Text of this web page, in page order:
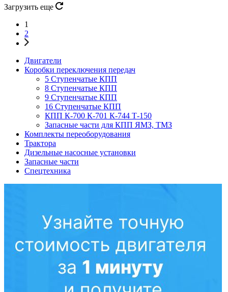
Загрузить еще
1
2
Двигатели
Коробки переключения передач
5 Ступенчатые КПП
8 Ступенчатые КПП
9 Ступенчатые КПП
16 Ступенчатые КПП
КПП К-700 К-701 К-744 Т-150
Запасные части для КПП ЯМЗ, ТМЗ
Комплекты переоборудования
Трактора
Дизельные насосные установки
Запасные части
Спецтехника